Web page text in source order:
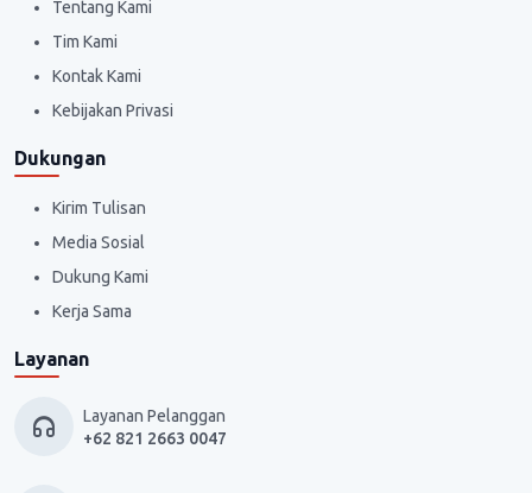
Tentang Kami
Tim Kami
Kontak Kami
Kebijakan Privasi
Dukungan
Kirim Tulisan
Media Sosial
Dukung Kami
Kerja Sama
Layanan
Layanan Pelanggan
+62 821 2663 0047